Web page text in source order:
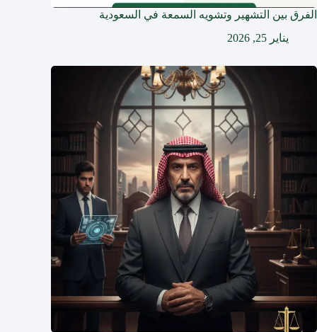
الفرق بين التشهير وتشويه السمعة في السعودية
يناير 25, 2026